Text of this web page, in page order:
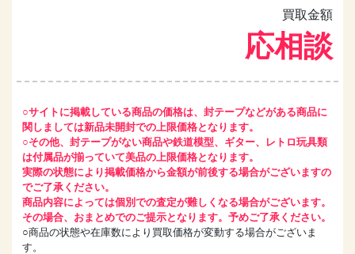
買取金額
応相談
○サイトに掲載している商品の価格は、封テープなどがある商品に
関しましては新品未開封での上限価格となります。
○その他、封テープがない商品や鉄道模型、ギター、レトロ玩具類
は付属品が揃っていて美品の上限価格となります。
実際の状態により掲載価格から金額が前後する場合がございますの
でご了承ください。
商品内容によっては個別での査定が難しくなる場合がございます。
その場合、おまとめでのご提示となります。予めご了承ください。
○商品の状態や在庫数により買取価格が変動する場合がございま
す。